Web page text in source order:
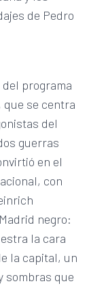
de Pedro
programa
que se centra
del
guerras
en el
con
negro:
la cara
la capital, un
sombras que